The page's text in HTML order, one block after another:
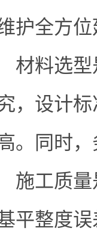
护全方
材料选型
，设计标
。同时
施工质量
平整度